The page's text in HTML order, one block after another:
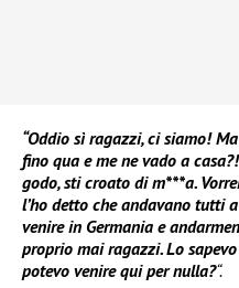
“Oddio sì ragazzi, ci siamo!
fino qua e me ne vado a
godo, sti croato di m***a.
l’ho detto che andavano tutti
venire in Germania e
proprio mai ragazzi. Lo
potevo venire qui per nulla?“.